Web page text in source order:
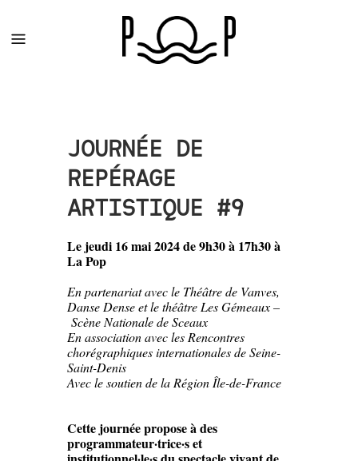
JOURNÉE DE
REPÉRAGE
ARTISTIQUE #9
Le jeudi 16 mai 2024 de 9h30 à 17h30 à
La Pop
En partenariat avec le Théâtre de Vanves,
Danse Dense et le théâtre Les Gémeaux –
Scène Nationale de Sceaux
En association avec les Rencontres
chorégraphiques internationales de Seine-
Saint-Denis
Avec le soutien de la Région Île-de-France
Cette journée propose à des
programmateur·trice·s et